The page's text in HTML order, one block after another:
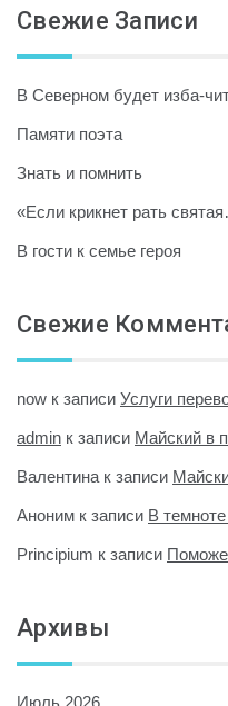
Свежие Записи
В Северном будет изба-
Памяти поэта
Знать и помнить
«Если крикнет рать
В гости к семье героя
Свежие
now к записи Услуги
admin к записи Майский в
Валентина к записи
Аноним к записи В
Principium к записи
Архивы
Июль 2026